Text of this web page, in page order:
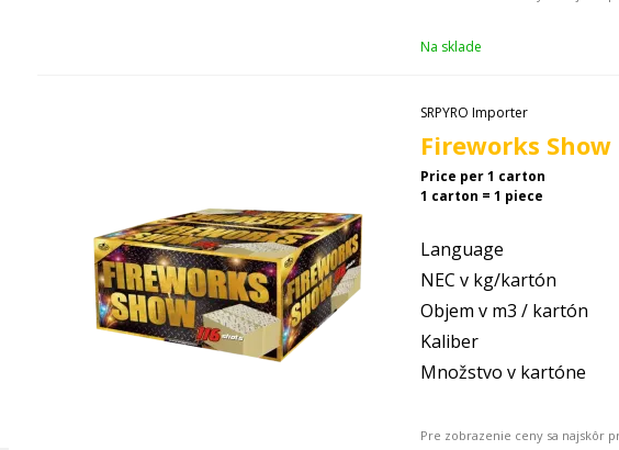
Na sklade
SRPYRO Importer
Fireworks
Price per 1 carton
1 carton = 1 piece
Language
NEC v kg/kartón
Objem v m3 / kartón
Kaliber
Množstvo v kartóne